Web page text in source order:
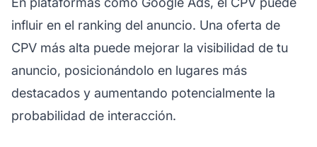
influir en el ranking del anuncio. Una oferta de
CPV más alta puede mejorar la visibilidad de tu
anuncio, posicionándolo en lugares más
destacados y aumentando potencialmente la
probabilidad de interacción.